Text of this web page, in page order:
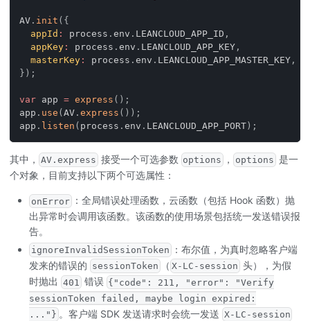
AV . init ( {
appId : process . env . LEANCLOUD_APP_ID ,
appKey : process . env . LEANCLOUD_APP_KEY ,
masterKey : process . env . LEANCLOUD_APP_MASTER_KEY ,
} ) ;
var app = express ( ) ;
app . use ( AV . express ( ) ) ;
app . listen ( process . env . LEANCLOUD_APP_PORT ) ;
其中， AV.express 接受一个可选参数 options ， options 是一
个对象，目前支持以下两个可选属性：
onError：全局错误处理函数，云函数（包括 Hook 函数）抛
出异常时会调用该函数。该函数的使用场景包括统一发送错误报
告。
ignoreInvalidSessionToken
：布尔值，为真时忽略客户端
发来的错误的 sessionToken （ X-LC-session 头），为假
时抛出 401 错误 {"code": 211, "error": "Verify
sessionToken failed, maybe login expired:
..."} 。客户端 SDK 发送请求时会统一发送 X-LC-session